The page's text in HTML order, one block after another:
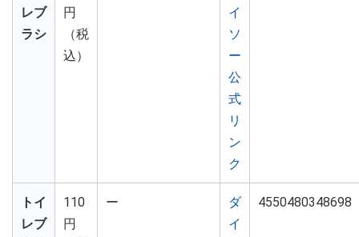
レブ
ラシ
円
（税
込）
イ
ソ
ー
公
式
リ
ン
ク
トイ
レブ
110
円
ー
ダ
イ
4550480348698